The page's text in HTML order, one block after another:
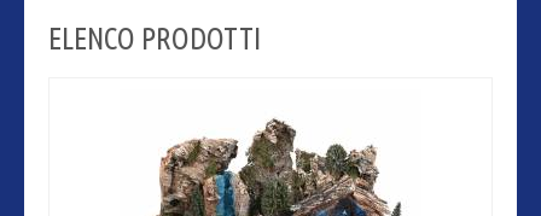
ELENCO PRODOTTI